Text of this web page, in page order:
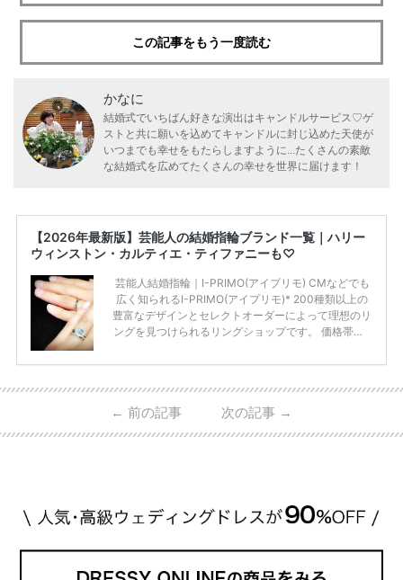
この記事をもう一度読む
かなに
結婚式でいちばん好きな演出はキャンドルサービス♡ゲ
ストと共に願いを込めてキャンドルに封じ込めた天使が
いつまでも幸せをもたらしますように...たくさんの素敵
な結婚式を広めてたくさんの幸せを世界に届けます！
【2026年最新版】芸能人の結婚指輪ブランド一覧｜ハリー
ウィンストン・カルティエ・ティファニーも♡
芸能人結婚指輪｜I-PRIMO(アイプリモ) CMなどでも
広く知られるI-PRIMO(アイプリモ)* 200種類以上の
豊富なデザインとセレクトオーダーによって理想のリ
ングを見つけられるリングショップです。 価格帯は2
入が可能♩ コスパ的にも20代の若い夫婦に人気のよ
ビ 系 にて10月5日22時～スタートする水曜ドラマ『
#ファーストペンギン! 』で山藤 そよ役を演じます💁🏻‍♀️
← 前の記事 次の記事 →